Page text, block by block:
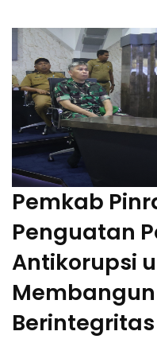
Pemkab
Penguatan
Antikorupsi
Berintegritas